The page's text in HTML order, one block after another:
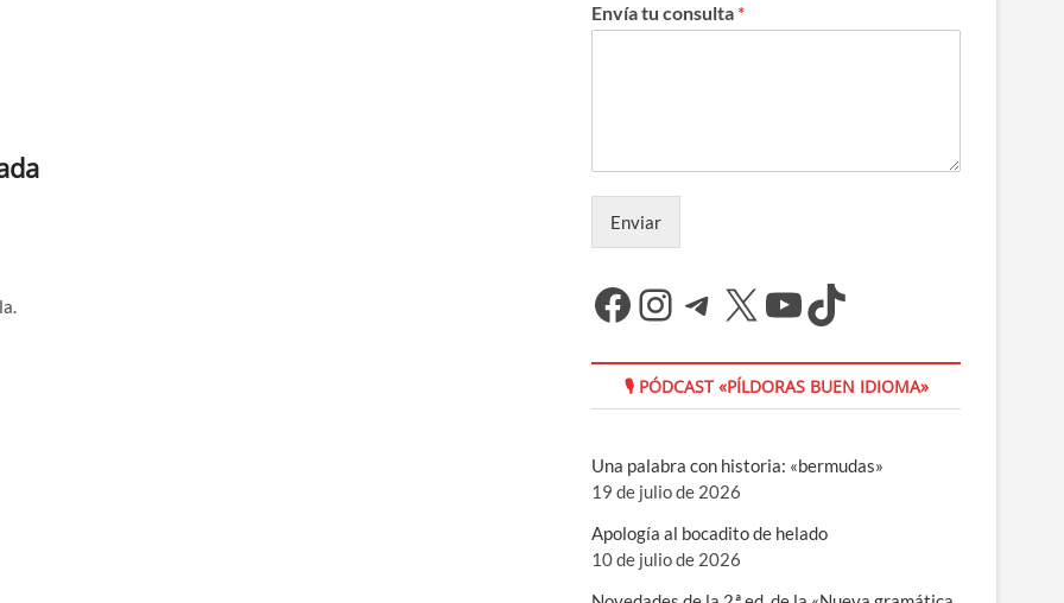
Envía tu consulta *
Enviar
Facebook
Instagram
Telegram
X YouTube
TikTok
🎙 PÓDCAST «PÍLDORAS BUEN IDIOMA»
Una palabra con historia: «bermudas»
19 de julio de 2026
Apología al bocadito de helado
10 de julio de 2026